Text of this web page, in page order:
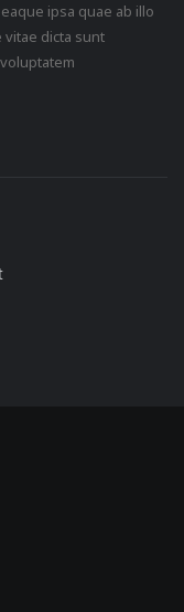
ipsa quae ab illo
dicta sunt